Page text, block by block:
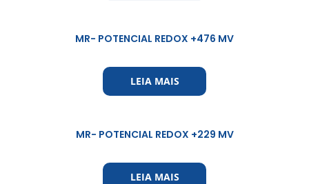
MR- POTENCIAL REDOX +476 MV
LEIA MAIS
MR- POTENCIAL REDOX +229 MV
LEIA MAIS